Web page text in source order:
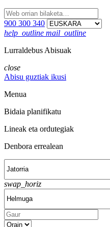
900 300 340
help_outline mail_outline
Lurraldebus Abisuak
close
Abisu guztiak ikusi
Menua
Bidaia planifikatu
Lineak eta ordutegiak
Denbora errealean
swap_horiz